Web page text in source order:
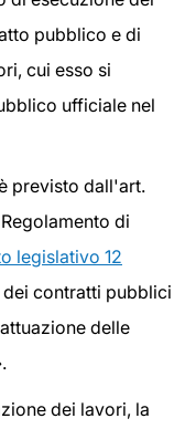
pubblico e di
cui esso si
ufficiale nel
previsto dall'art.
Regolamento di
legislativo 12
contratti pubblici
delle
dei lavori, la